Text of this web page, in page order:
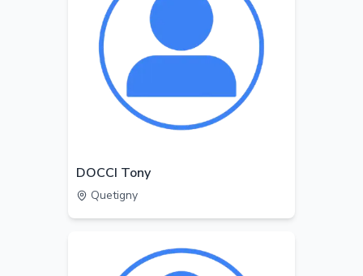
DOCCI Tony
Quetigny